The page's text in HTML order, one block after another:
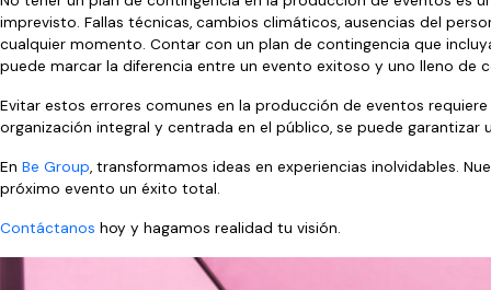
imprevisto. Fallas técnicas, cambios climáticos, ausencias del
cualquier momento. Contar con un plan de contingencia que
puede marcar la diferencia entre un evento exitoso y uno lleno de
Evitar estos errores comunes en la producción de eventos
organización integral y centrada en el público, se puede
En Be Group, transformamos ideas en experiencias inolvidables.
próximo evento un éxito total.
Contáctanos hoy y hagamos realidad tu visión.